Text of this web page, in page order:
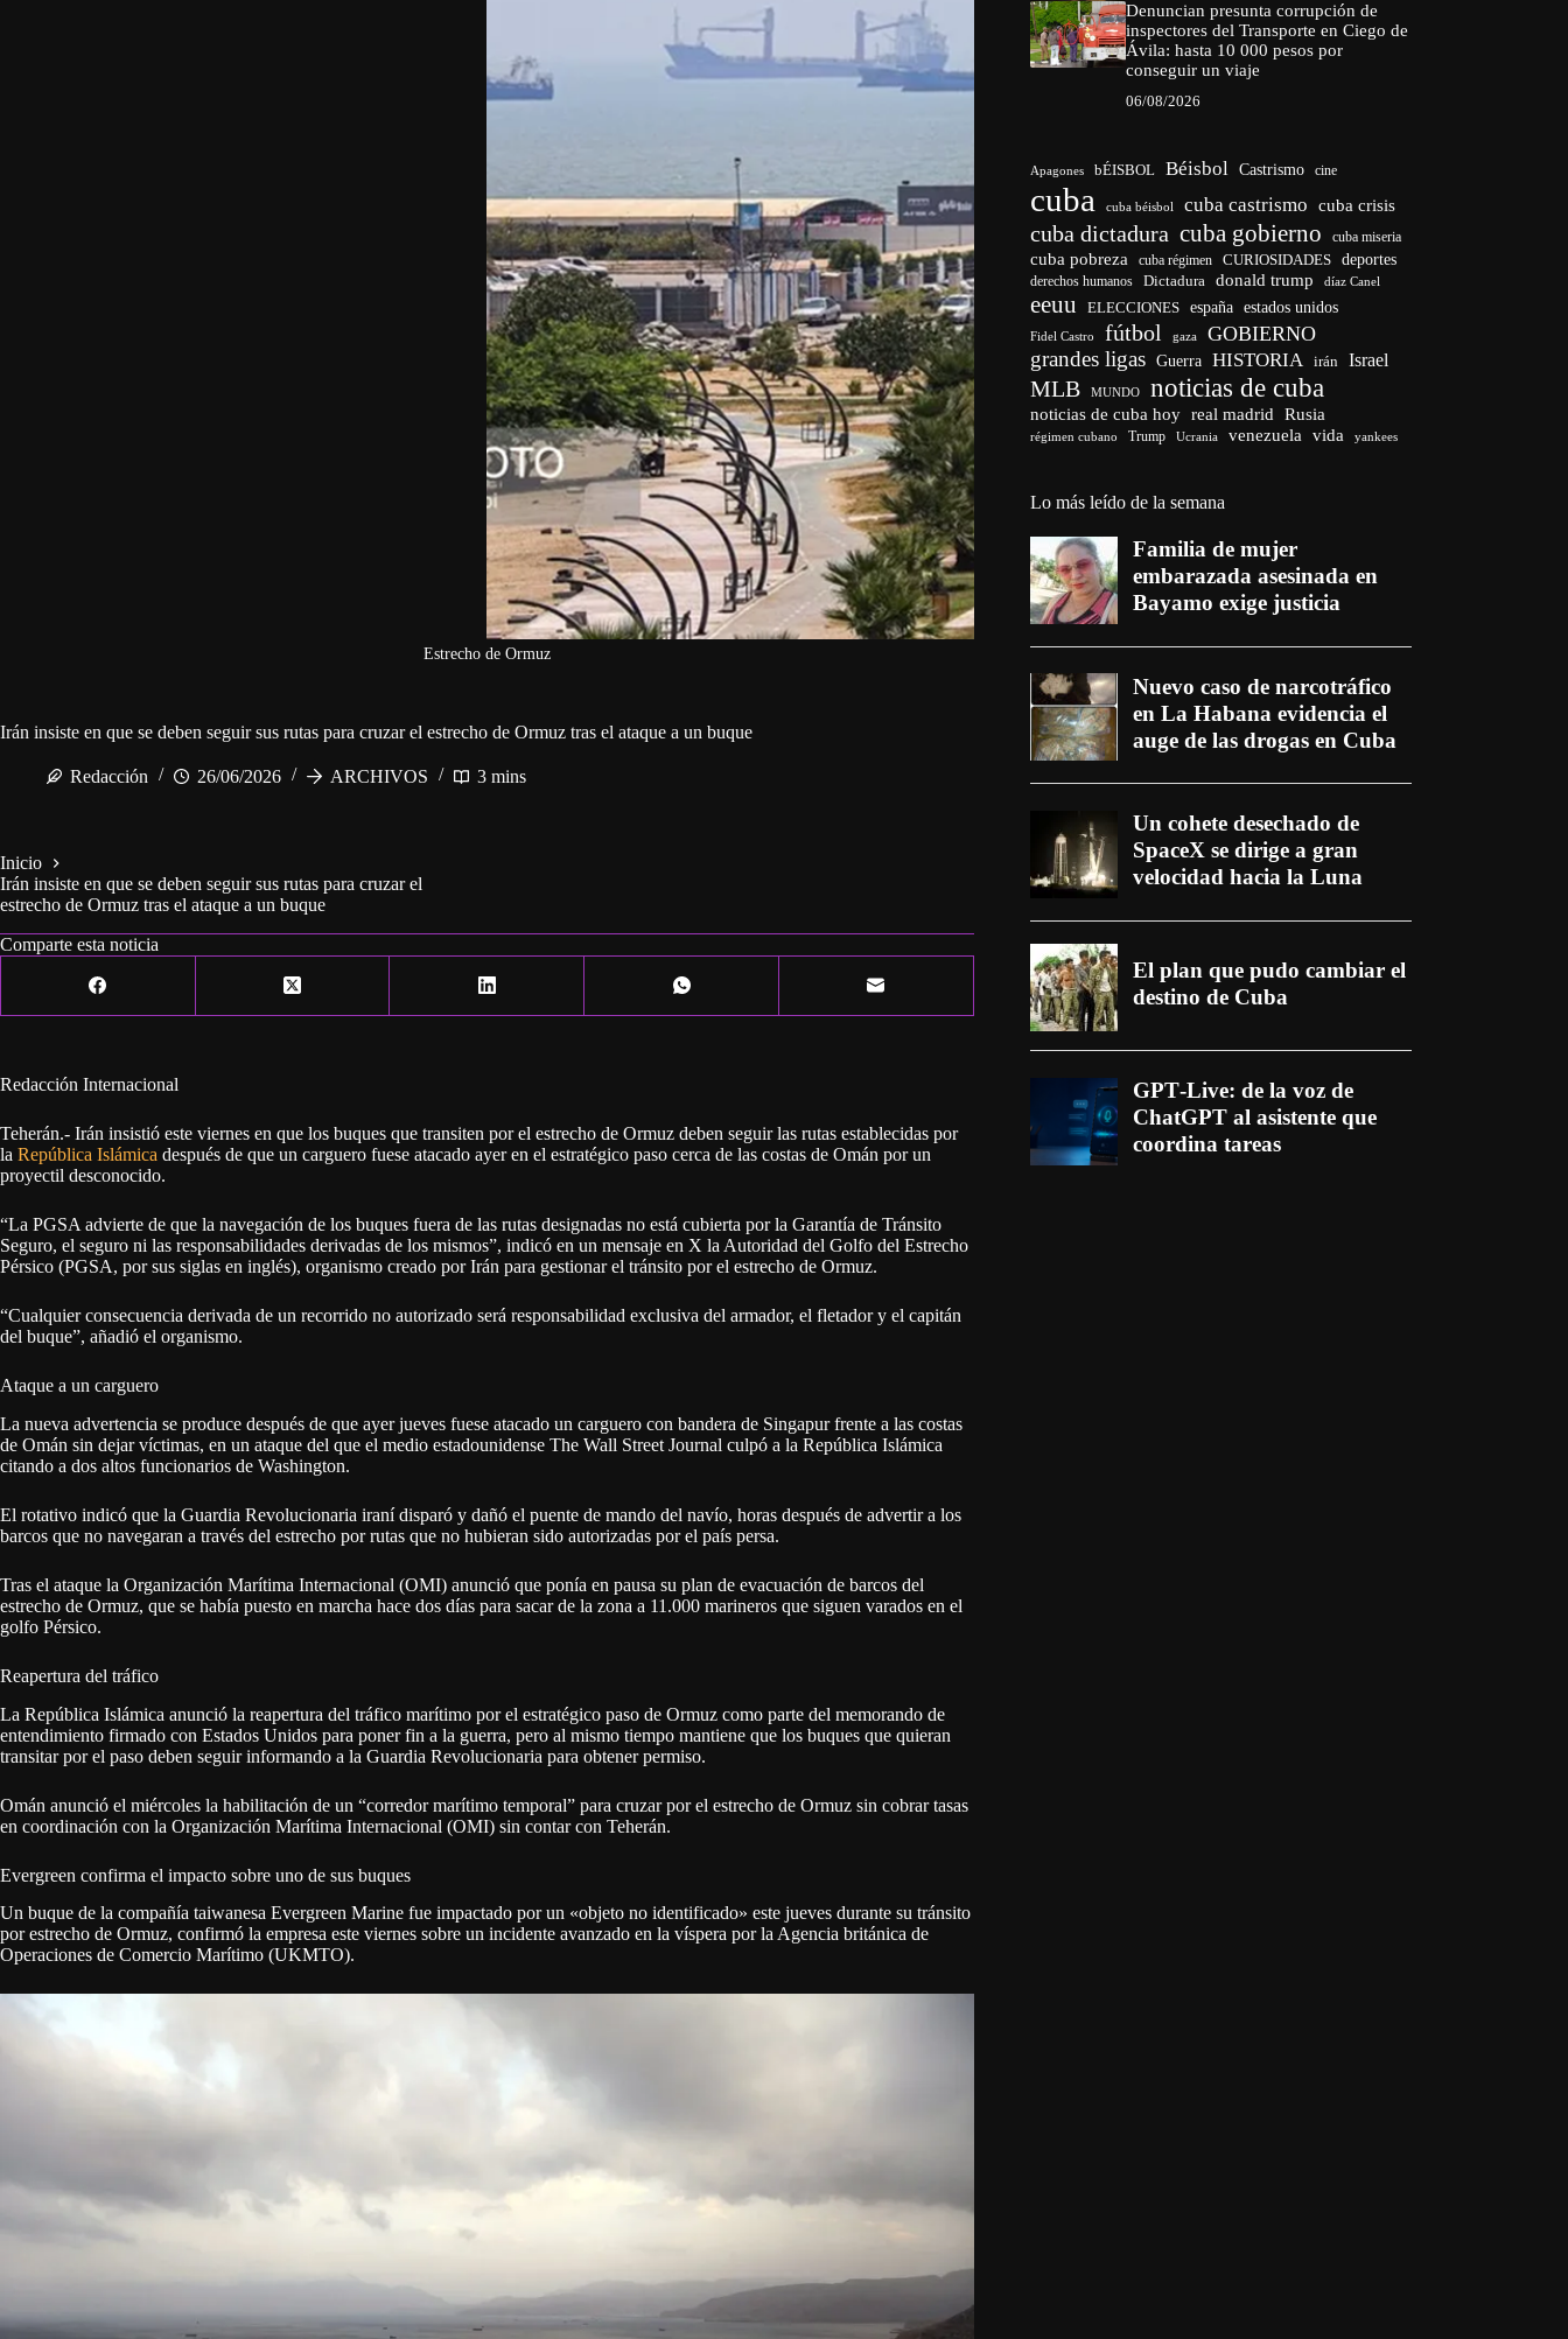
Estrecho de Ormuz
Irán insiste en que se deben seguir sus rutas para cruzar el estrecho de Ormuz tras el ataque a un buque
Redacción 26/06/2026 ARCHIVOS 3 mins
Inicio
Irán insiste en que se deben seguir sus rutas para cruzar el
estrecho de Ormuz tras el ataque a un buque
Comparte esta noticia
Redacción Internacional
Teherán.- Irán insistió este viernes en que los buques que transiten por el estrecho de Ormuz deben seguir las rutas establecidas por
la República Islámica después de que un carguero fuese atacado ayer en el estratégico paso cerca de las costas de Omán por un
proyectil desconocido.
“La PGSA advierte de que la navegación de los buques fuera de las rutas designadas no está cubierta por la Garantía de Tránsito
Seguro, el seguro ni las responsabilidades derivadas de los mismos”, indicó en un mensaje en X la Autoridad del Golfo del Estrecho
Pérsico (PGSA, por sus siglas en inglés), organismo creado por Irán para gestionar el tránsito por el estrecho de Ormuz.
“Cualquier consecuencia derivada de un recorrido no autorizado será responsabilidad exclusiva del armador, el fletador y el capitán
del buque”, añadió el organismo.
Ataque a un carguero
La nueva advertencia se produce después de que ayer jueves fuese atacado un carguero con bandera de Singapur frente a las costas
de Omán sin dejar víctimas, en un ataque del que el medio estadounidense The Wall Street Journal culpó a la República Islámica
citando a dos altos funcionarios de Washington.
El rotativo indicó que la Guardia Revolucionaria iraní disparó y dañó el puente de mando del navío, horas después de advertir a los
barcos que no navegaran a través del estrecho por rutas que no hubieran sido autorizadas por el país persa.
Tras el ataque la Organización Marítima Internacional (OMI) anunció que ponía en pausa su plan de evacuación de barcos del
estrecho de Ormuz, que se había puesto en marcha hace dos días para sacar de la zona a 11.000 marineros que siguen varados en el
golfo Pérsico.
Reapertura del tráfico
La República Islámica anunció la reapertura del tráfico marítimo por el estratégico paso de Ormuz como parte del memorando de
entendimiento firmado con Estados Unidos para poner fin a la guerra, pero al mismo tiempo mantiene que los buques que quieran
transitar por el paso deben seguir informando a la Guardia Revolucionaria para obtener permiso.
Omán anunció el miércoles la habilitación de un “corredor marítimo temporal” para cruzar por el estrecho de Ormuz sin cobrar tasas
en coordinación con la Organización Marítima Internacional (OMI) sin contar con Teherán.
Evergreen confirma el impacto sobre uno de sus buques
Un buque de la compañía taiwanesa Evergreen Marine fue impactado por un «objeto no identificado» este jueves durante su tránsito
por estrecho de Ormuz, confirmó la empresa este viernes sobre un incidente avanzado en la víspera por la Agencia británica de
Operaciones de Comercio Marítimo (UKMTO).
Denuncian presunta corrupción de
inspectores del Transporte en Ciego de
Ávila: hasta 10 000 pesos por
conseguir un viaje
06/08/2026
Apagones bÉISBOL Béisbol Castrismo cine
cuba cuba béisbol cuba castrismo cuba crisis
cuba dictadura cuba gobierno cuba miseria
cuba pobreza cuba régimen CURIOSIDADES deportes
derechos humanos Dictadura donald trump díaz Canel
eeuu ELECCIONES españa estados unidos
Fidel Castro fútbol gaza GOBIERNO
grandes ligas Guerra HISTORIA irán Israel
MLB MUNDO noticias de cuba
noticias de cuba hoy real madrid Rusia
régimen cubano Trump Ucrania venezuela vida yankees
Lo más leído de la semana